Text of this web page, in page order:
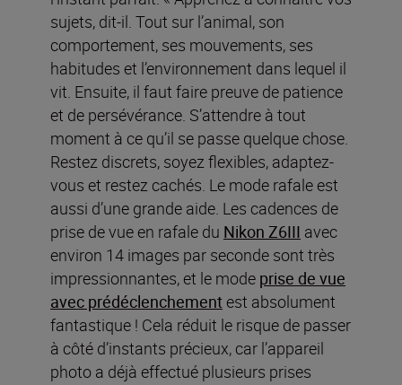
sujets, dit-il. Tout sur l’animal, son
comportement, ses mouvements, ses
habitudes et l’environnement dans lequel il
vit. Ensuite, il faut faire preuve de patience
et de persévérance. S’attendre à tout
moment à ce qu’il se passe quelque chose.
Restez discrets, soyez flexibles, adaptez-
vous et restez cachés. Le mode rafale est
aussi d’une grande aide. Les cadences de
prise de vue en rafale du Nikon Z6III avec
environ 14 images par seconde sont très
impressionnantes, et le mode prise de vue
avec prédéclenchement est absolument
fantastique ! Cela réduit le risque de passer
à côté d’instants précieux, car l’appareil
photo a déjà effectué plusieurs prises